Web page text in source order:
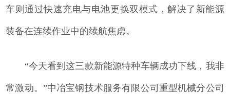
车则通过快速充电与电池更换双模式，解决了新能源
装备在连续作业中的续航焦虑。
“今天看到这三款新能源特种车辆成功下线，我非
常激动。”中冶宝钢技术服务有限公司重型机械分公司